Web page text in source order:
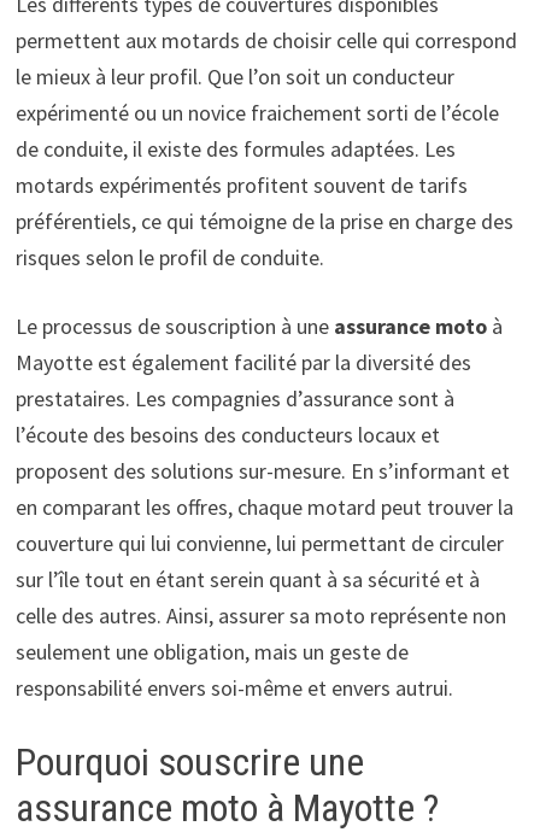
permettent aux motards de choisir celle qui correspond
le mieux à leur profil. Que l’on soit un conducteur
expérimenté ou un novice fraichement sorti de l’école
de conduite, il existe des formules adaptées. Les
motards expérimentés profitent souvent de tarifs
préférentiels, ce qui témoigne de la prise en charge des
risques selon le profil de conduite.
Le processus de souscription à une assurance motoà
Mayotte est également facilité par la diversité des
prestataires. Les compagnies d’assurance sont à
l’écoute des besoins des conducteurs locaux et
proposent des solutions sur-mesure. En s’informant et
en comparant les offres, chaque motard peut trouver la
couverture qui lui convienne, lui permettant de circuler
sur l’île tout en étant serein quant à sa sécurité et à
celle des autres. Ainsi, assurer sa moto représente non
seulement une obligation, mais un geste de
responsabilité envers soi-même et envers autrui.
Pourquoi souscrire une
assurance moto à Mayotte ?